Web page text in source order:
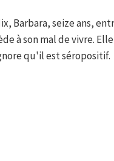
Barbara, seize ans,
à son mal de vivre.
qu'il est séropositif.